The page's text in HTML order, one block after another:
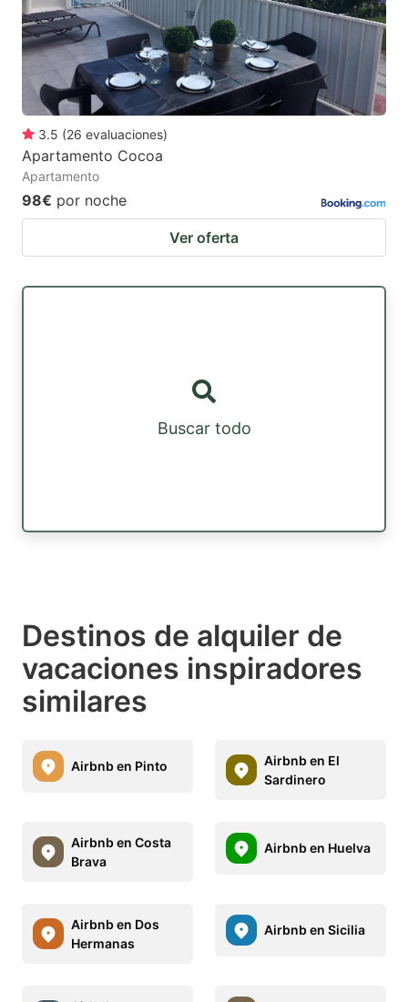
3.5 (26 evaluaciones)
Apartamento Cocoa
Apartamento
98€ por noche
Ver oferta
Buscar todo
Destinos de alquiler de
vacaciones inspiradores
similares
Airbnb en Pinto
Airbnb en El
Sardinero
Airbnb en Costa
Brava
Airbnb en Huelva
Airbnb en Dos
Hermanas
Airbnb en Sicilia